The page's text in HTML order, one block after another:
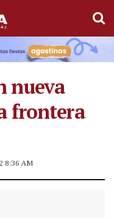
nueva
frontera
8:36 AM